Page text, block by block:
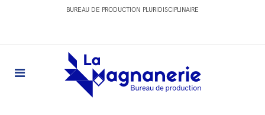
BUREAU DE PRODUCTION PLURIDISCIPLINAIRE